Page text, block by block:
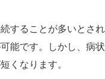
することが多いとさ
能です。しかし、病
くなります。